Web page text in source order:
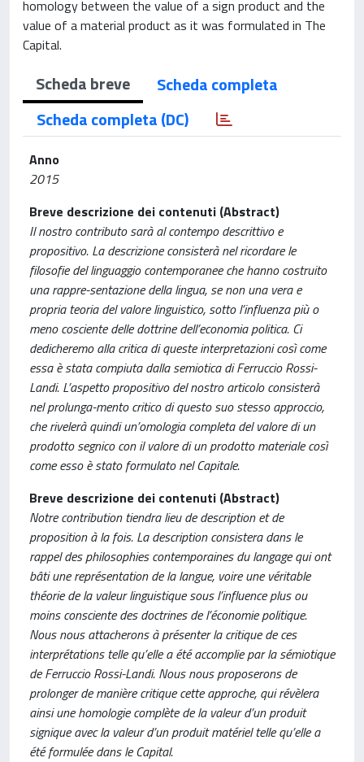
homology between the value of a sign product and the
value of a material product as it was formulated in The
Capital.
Scheda breve
Scheda completa
Scheda completa (DC)
Anno
2015
Breve descrizione dei contenuti (Abstract)
Il nostro contributo sarà al contempo descrittivo e
propositivo. La descrizione consisterà nel ricordare le
filosofie del linguaggio contemporanee che hanno costruito
una rappre-sentazione della lingua, se non una vera e
propria teoria del valore linguistico, sotto l’influenza più o
meno cosciente delle dottrine dell’economia politica. Ci
dedicheremo alla critica di queste interpretazioni così come
essa è stata compiuta dalla semiotica di Ferruccio Rossi-
Landi. L’aspetto propositivo del nostro articolo consisterà
nel prolunga-mento critico di questo suo stesso approccio,
che rivelerà quindi un’omologia completa del valore di un
prodotto segnico con il valore di un prodotto materiale così
come esso è stato formulato nel Capitale.
Breve descrizione dei contenuti (Abstract)
Notre contribution tiendra lieu de description et de
proposition à la fois. La description consistera dans le
rappel des philosophies contemporaines du langage qui ont
bâti une représentation de la langue, voire une véritable
théorie de la valeur linguistique sous l’influence plus ou
moins consciente des doctrines de l’économie politique.
Nous nous attacherons à présenter la critique de ces
interprétations telle qu’elle a été accomplie par la sémiotique
de Ferruccio Rossi-Landi. Nous nous proposerons de
prolonger de manière critique cette approche, qui révèlera
ainsi une homologie complète de la valeur d’un produit
signique avec la valeur d’un produit matériel telle qu’elle a
été formulée dans le Capital.